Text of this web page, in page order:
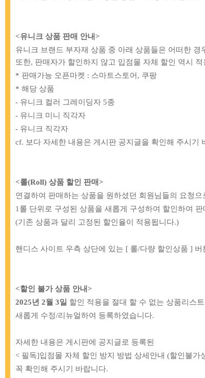
<유니크 상품 판매 안내>
유니크 브랜드 부자재 상품 중 아래 상품들은 어떠한 경
또한, 판매자가 할인하지 않고 입점몰 자체 할인 역시
* 판매가능 오픈마켓 : 스마트스토어, 쿠팡
* 해당 상품
- 유니크 컬러 그레이딩자 5종
- 유니크 미니 직각자
- 유니크 직각자
cf. 보다 자세한 내용은 게시판 공지글을 확인해 주시기
<롤(Roll) 상품 할인 판매>
연결하여 판매하는 상품을 원하셨던 회원님들의 요청으
1롤 단위로 구성된 상품을 새롭게 구성하여 할인하여
(기존 상품과 달리 고정된 할인율이 적용됩니다.)
핸디스 사이트 우측 상단에 있는 [ 롤/다량 할인상품 ]
<할인 불가 상품 안내>
2025년 2월 3일 할인 적용을 절대 할 수 없는 상품리스
새롭게 수정/리뉴얼하여 등록하였습니다.
자세한 내용은 게시판에 공지글로 등록된
< 필독]입점몰 자체 할인 방지 방법 상세안내 (할인불가
꼭 확인해 주시기 바랍니다.
[BB]
83-980 아이론 열펜_블루
[BB] 43-935 프라임 소잉전용실_40 블
2,600원
[BB]